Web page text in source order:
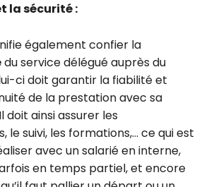
la sécurité :
également confier la
du service délégué auprès du
ci doit garantir la fiabilité et
de la prestation avec sa
doit ainsi assurer les
le suivi, les formations,… ce qui est
avec un salarié en interne,
en temps partiel, et encore